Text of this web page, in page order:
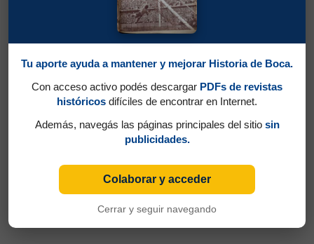
Tu aporte ayuda a mantener y mejorar Historia de Boca.
Con acceso activo podés descargar PDFs de revistas
históricos difíciles de encontrar en Internet.
Además, navegás las páginas principales del sitio sin
publicidades.
Colaborar y acceder
Cerrar y seguir navegando